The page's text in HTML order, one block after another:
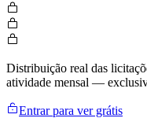
Distribuição real das
atividade mensal —
Entrar para ver grátis